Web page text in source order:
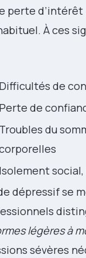
perte
À ces
Difficultés de
Perte de
Troubles du
Isolement
dépressif se
légères à
sévères